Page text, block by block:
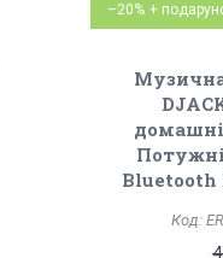
–20%
Bluetooth